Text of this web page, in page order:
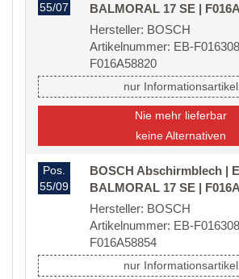
55/07
BALMORAL 17 SE |
Hersteller: BOSCH
Artikelnummer: EB-
F016A58820
nur Informationsartikel
Nie mehr lieferbar
keine Alternativen
Pos.
55/09
BOSCH Abschirmblech |
BALMORAL 17 SE |
Hersteller: BOSCH
Artikelnummer: EB-
F016A58854
nur Informationsartikel